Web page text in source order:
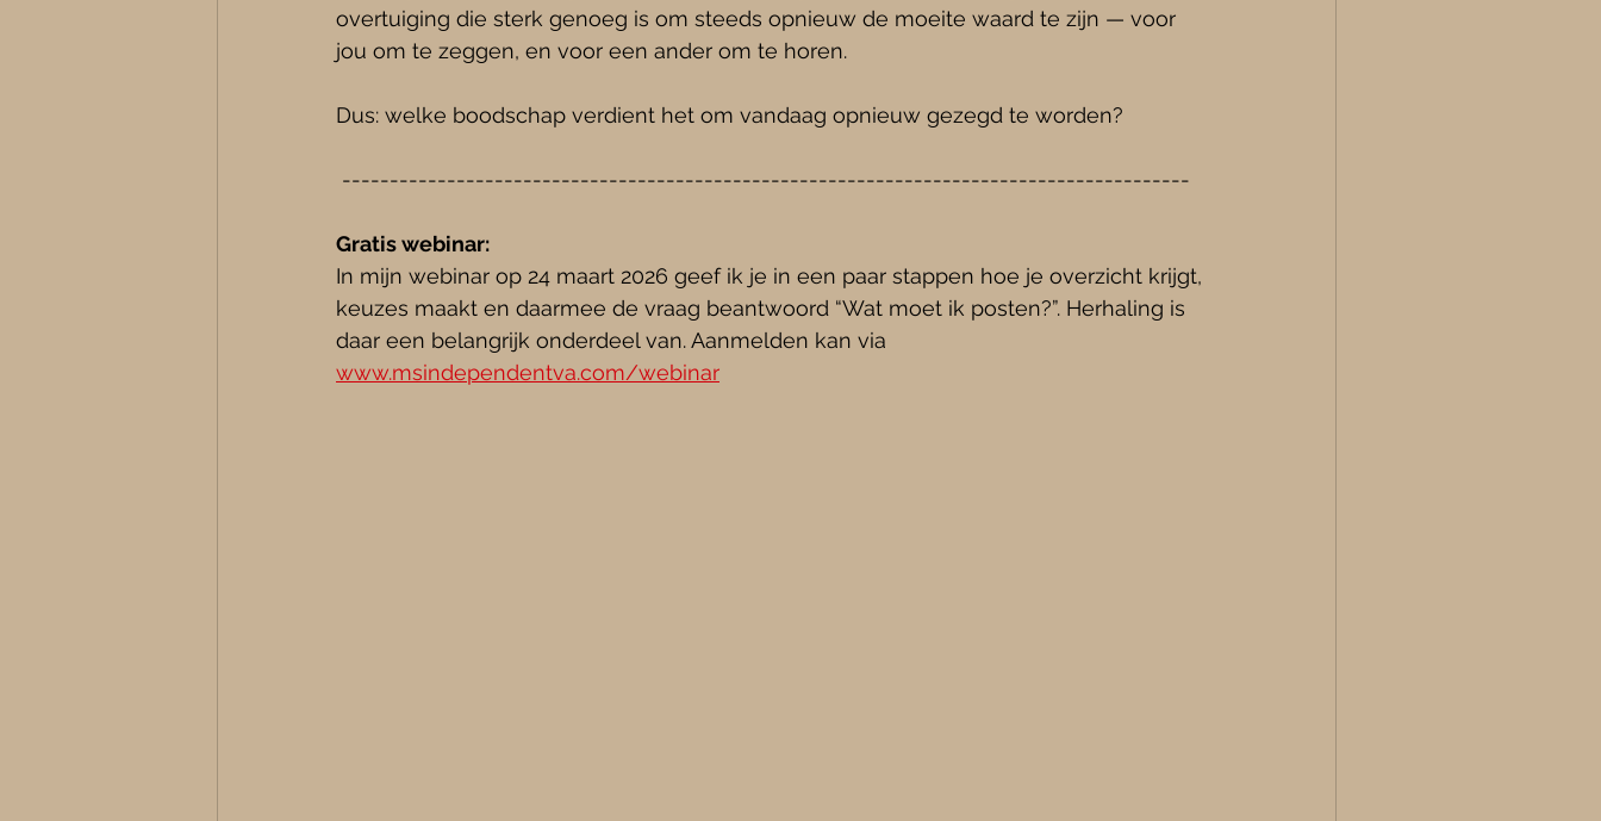
overtuiging die sterk genoeg is om steeds opnieuw de moeite waard te zijn — voor
jou om te zeggen, en voor een ander om te horen.
Dus: welke boodschap verdient het om vandaag opnieuw gezegd te worden?
-----------------------------------------------------------------------------------------
Gratis webinar:
In mijn webinar op 24 maart 2026 geef ik je in een paar stappen hoe je overzicht krijgt,
keuzes maakt en daarmee de vraag beantwoord “Wat moet ik posten?”. Herhaling is
daar een belangrijk onderdeel van. Aanmelden kan via
www.msindependentva.com/webinar